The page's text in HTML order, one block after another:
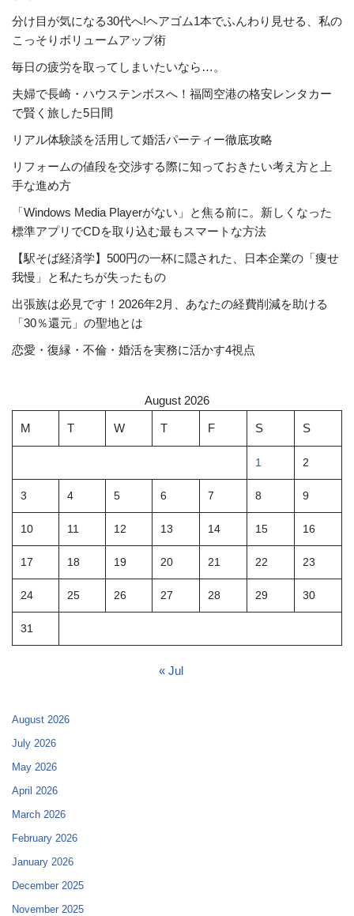
分け目が気になる30代へ!ヘアゴム1本でふんわり見せる、私の
こっそりボリュームアップ術
毎日の疲労を取ってしまいたいなら…。
夫婦で長崎・ハウステンボスへ！福岡空港の格安レンタカー
で賢く旅した5日間
リアル体験談を活用して婚活パーティー徹底攻略
リフォームの値段を交渉する際に知っておきたい考え方と上
手な進め方
「Windows Media Playerがない」と焦る前に。新しくなった
標準アプリでCDを取り込む最もスマートな方法
【駅そば経済学】500円の一杯に隠された、日本企業の「痩せ
我慢」と私たちが失ったもの
出張族は必見です！2026年2月、あなたの経費削減を助ける
「30％還元」の聖地とは
恋愛・復縁・不倫・婚活を実務に活かす4視点
August 2026
M T W T F S S
1 2
3 4 5 6 7 8 9
10 11 12 13 14 15 16
17 18 19 20 21 22 23
24 25 26 27 28 29 30
31
« Jul
August 2026
July 2026
May 2026
April 2026
March 2026
February 2026
January 2026
December 2025
November 2025